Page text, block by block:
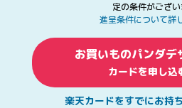
定の条件がござい
進呈条件について詳
お買いものパンダデ
カードを申し込
楽天カードをすでにお持